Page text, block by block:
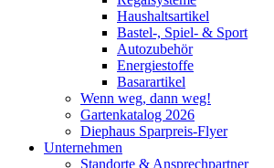
Haushaltsartikel
Bastel-, Spiel- & Sport
Autozubehör
Energiestoffe
Basarartikel
Wenn weg, dann weg!
Gartenkatalog 2026
Diephaus Sparpreis-Flyer
Unternehmen
Standorte & Ansprechpartner